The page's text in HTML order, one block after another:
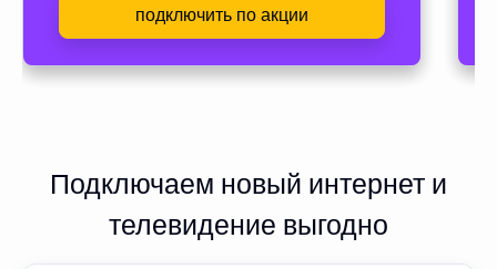
подключить по акции
Подключаем новый интернет и
телевидение выгодно